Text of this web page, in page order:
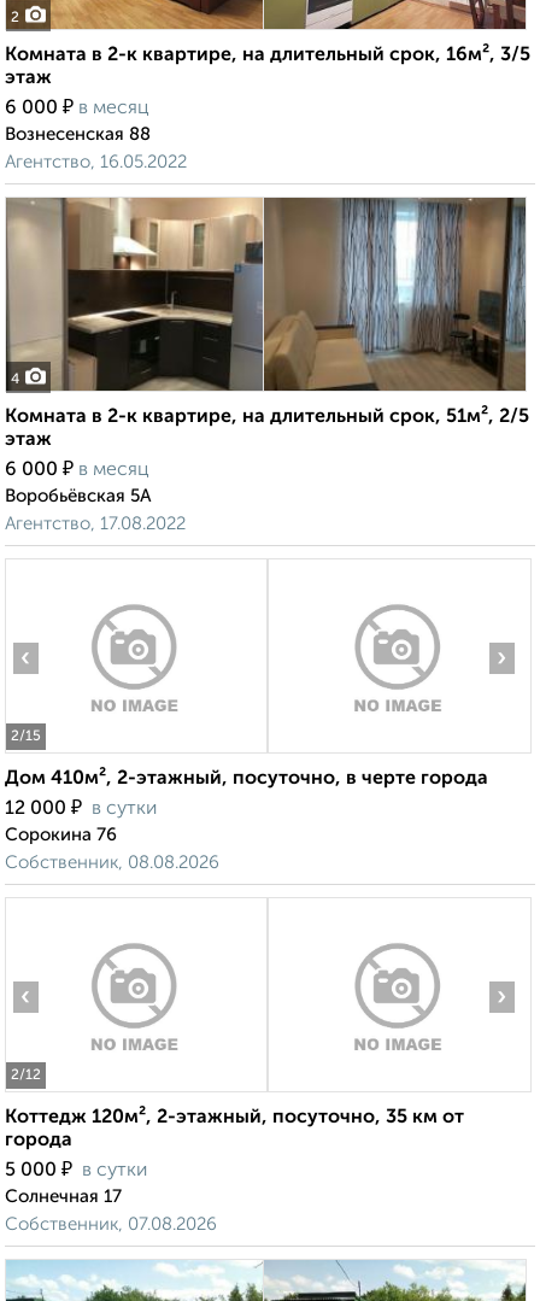
2
Комната в 2-к квартире, на длительный срок, 16м², 3/5
этаж
6 000 ₽ в месяц
Вознесенская 88
Агентство, 16.05.2022
4
Комната в 2-к квартире, на длительный срок, 51м², 2/5
этаж
6 000 ₽ в месяц
Воробьёвская 5А
Агентство, 17.08.2022
2/15
‹ ›
Дом 410м², 2-этажный, посуточно, в черте города
12 000 ₽ в сутки
Сорокина 76
Собственник, 08.08.2026
2/12
‹ ›
Коттедж 120м², 2-этажный, посуточно, 35 км от
города
5 000 ₽ в сутки
Солнечная 17
Собственник, 07.08.2026